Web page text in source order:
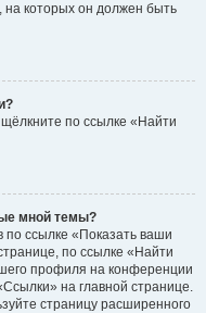
на которых он должен быть
по ссылке «Найти
мной темы?
ссылке «Показать ваши
по ссылке «Найти
профиля на конференции
на главной странице.
страницу расширенного